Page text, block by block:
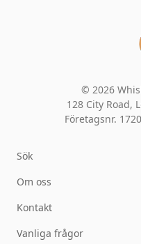
© 2026
128 City Road,
Företagsnr.
Sök
Om oss
Kontakt
Vanliga frågor